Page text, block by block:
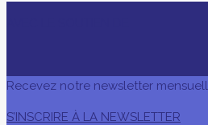
Recevez notre newsletter
S’INSCRIRE À LA NEWSLETTER